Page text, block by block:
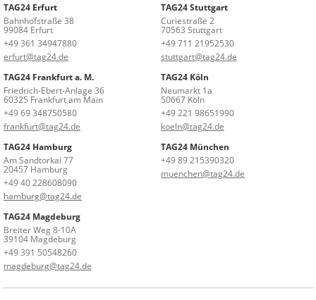
TAG24 Erfurt
Bahnhofstraße 38
99084 Erfurt
+49 361 34947880
erfurt@tag24.de
TAG24 Stuttgart
Curiestraße 2
70563 Stuttgart
+49 711 21952530
stuttgart@tag24.de
TAG24 Frankfurt a. M.
Friedrich-Ebert-Anlage 36
60325 Frankfurt am Main
+49 69 348750580
frankfurt@tag24.de
TAG24 Köln
Neumarkt 1a
50667 Köln
+49 221 98651990
koeln@tag24.de
TAG24 Hamburg
Am Sandtorkai 77
20457 Hamburg
+49 40 228608090
hamburg@tag24.de
TAG24 München
+49 89 215390320
muenchen@tag24.de
TAG24 Magdeburg
Breiter Weg 8-10A
39104 Magdeburg
+49 391 50548260
magdeburg@tag24.de